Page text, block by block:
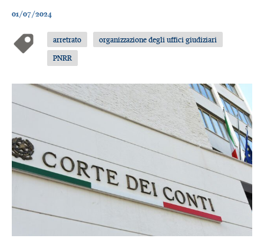
01/07/2024
arretrato
organizzazione degli uffici giudiziari
PNRR